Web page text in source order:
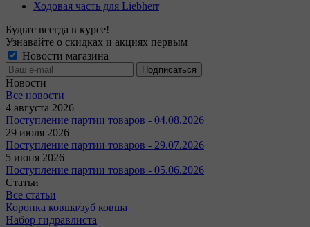
Ходовая часть для Liebherr
Будьте всегда в курсе!
Узнавайте о скидках и акциях первым
Новости магазина
Новости
Все новости
4 августа 2026
Поступление партии товаров - 04.08.2026
29 июля 2026
Поступление партии товаров - 29.07.2026
5 июня 2026
Поступление партии товаров - 05.06.2026
Статьи
Все статьи
Коронка ковша/зуб ковша
Набор гидравлиста